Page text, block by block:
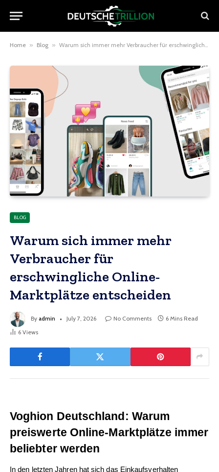
Home » Blog » Warum sich immer mehr Verbraucher für erschwingliche Online-Marktplätze entscheiden
BLOG
Warum sich immer mehr
Verbraucher für
erschwingliche Online-
Marktplätze entscheiden
By admin July 7, 2026 No Comments
6 Mins Read
6 Views
Voghion Deutschland: Warum
preiswerte Online-Marktplätze immer
beliebter werden
In den letzten Jahren hat sich das Einkaufsverhalten